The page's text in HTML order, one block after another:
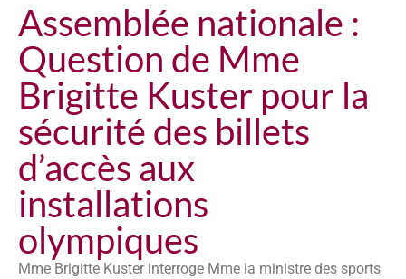
Assemblée nationale :
Question de Mme
Brigitte Kuster pour la
sécurité des billets
d’accès aux
installations
olympiques
Mme Brigitte Kuster interroge Mme la ministre des sports